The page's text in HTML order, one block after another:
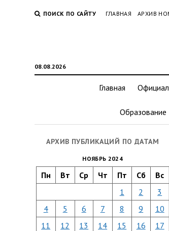
ПОИСК ПО САЙТУ ГЛАВНАЯ АРХИВ
08.08.2026
Главная
Образование
АРХИВ ПУБЛИКАЦИЙ ПО ДАТАМ
НОЯБРЬ 2024
Пн Вт Ср Чт Пт Сб Вс
1 2
3
4
5 6 7 8 9
10
11
12 13 14 15 16
17